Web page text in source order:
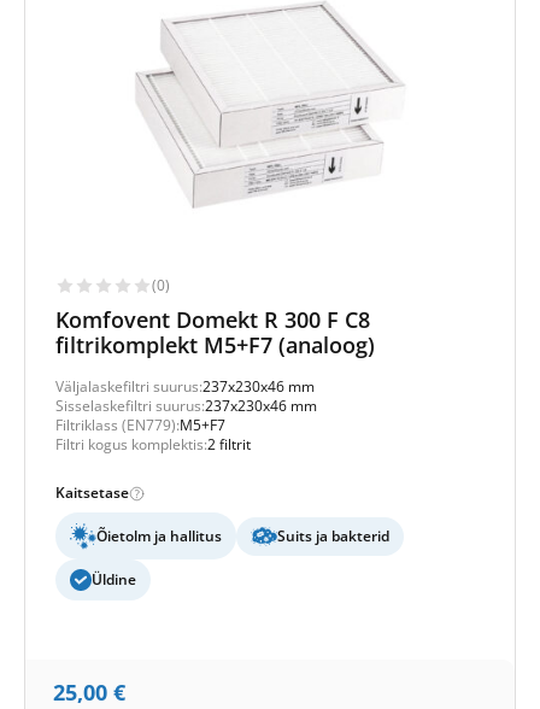
(0)
Komfovent Domekt R 300 F C8
filtrikomplekt M5+F7 (analoog)
Väljalaskefiltri suurus:237x230x46 mm
Sisselaskefiltri suurus:237x230x46 mm
Filtriklass (EN779):M5+F7
Filtri kogus komplektis:2 filtrit
Kaitsetase
Õietolm ja hallitus Suits ja bakterid
Üldine
25,00 €